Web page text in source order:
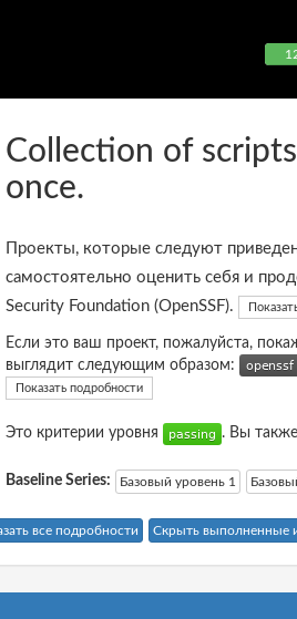
Collection of
once.
Проекты, которые следуют
самостоятельно оценить себя и
Security Foundation (OpenSSF).
Если это ваш проект, пожалуйста,
выглядит следующим образом:
Показать подробности
Это критерии уровня . Вы
Baseline Series: Базовый уровень 1
все подробности Скрыть выполненные